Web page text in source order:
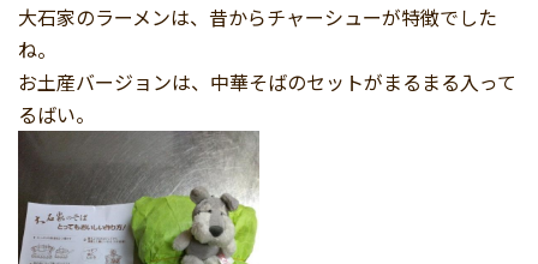
大石家のラーメンは、昔からチャーシューが特徴でした
ね。
お土産バージョンは、中華そばのセットがまるまる入って
るばい。